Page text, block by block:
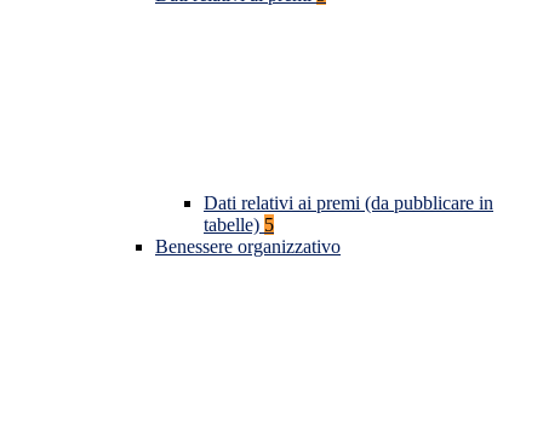
Dati relativi ai premi (da pubblicare in
tabelle) 5
Benessere organizzativo